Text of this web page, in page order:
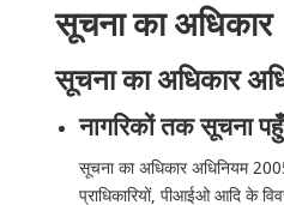
सूचना का अधिकार
सूचना का अधिकार
नागरिकों तक सूचना
सूचना का अधिकार अधिनियम
प्राधिकारियों, पीआईओ आदि के